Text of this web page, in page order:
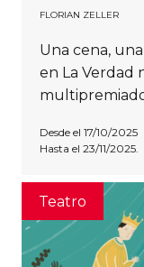
FLORIAN ZELLER
Una cena,
en La Verdad
Desde el 17/10/2025
Hasta el 23/11/2025.
Teatro